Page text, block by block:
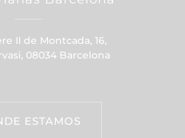
II de Montcada, 16,
08034 Barcelona
ESTAMOS